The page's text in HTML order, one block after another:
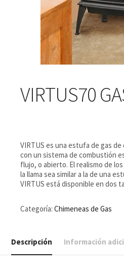
VIRTUS70
VIRTUS es una estufa de gas
con un sistema de combustión
flujo, o abierto. El realismo de
la llama sea similar a la de una
VIRTUS está disponible en dos
Categoría: Chimeneas de Gas
Descripción Información